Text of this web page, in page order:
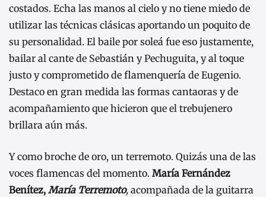
costados. Echa las manos al cielo y no tiene miedo de
utilizar las técnicas clásicas aportando un poquito de
su personalidad. El baile por soleá fue eso justamente,
bailar al cante de Sebastián y Pechuguita, y al toque
justo y comprometido de flamenquería de Eugenio.
Destaco en gran medida las formas cantaoras y de
acompañamiento que hicieron que el trebujenero
brillara aún más.
Y como broche de oro, un terremoto. Quizás una de las
voces flamencas del momento. María Fernández
Benítez, María Terremoto, acompañada de la guitarra